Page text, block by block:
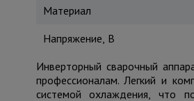
Материал
Напряжение, В
Инверторный сварочный
профессионалам. Легкий и
системой охлаждения, что